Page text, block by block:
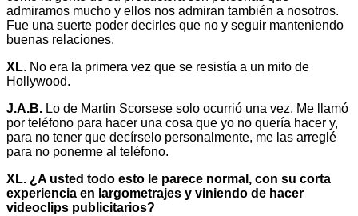
admiramos mucho y ellos nos admiran también a nosotros.
Fue una suerte poder decirles que no y seguir manteniendo
buenas relaciones.
XL. No era la primera vez que se resistía a un mito de
Hollywood.
J.A.B. Lo de Martin Scorsese solo ocurrió una vez. Me llamó
por teléfono para hacer una cosa que yo no quería hacer y,
para no tener que decírselo personalmente, me las arreglé
para no ponerme al teléfono.
XL. ¿A usted todo esto le parece normal, con su corta
experiencia en largometrajes y viniendo de hacer
videoclips publicitarios?